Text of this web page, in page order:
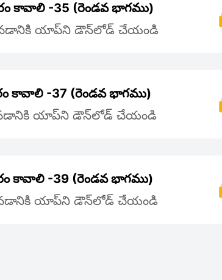
కావాలి -35 (రెండవ భాగము)
యాప్‌ని డౌన్‌లోడ్ చేయండి
కావాలి -37 (రెండవ భాగము)
యాప్‌ని డౌన్‌లోడ్ చేయండి
కావాలి -39 (రెండవ భాగము)
యాప్‌ని డౌన్‌లోడ్ చేయండి